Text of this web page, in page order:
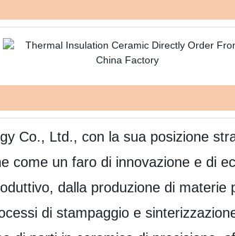
Co., Ltd., con la sua posizione
come un faro di innovazione e di
dalla produzione di
di stampaggio e